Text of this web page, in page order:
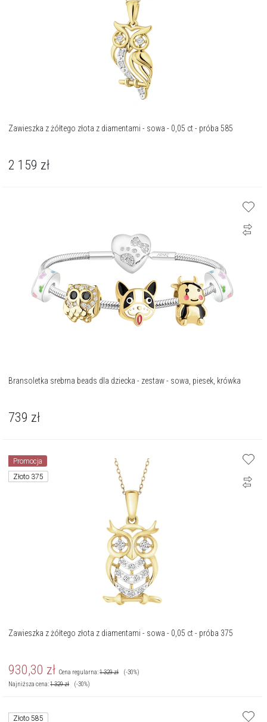
Zawieszka z żółtego złota z diamentami - sowa - 0,05 ct - próba 585
2 159 zł
Bransoletka srebrna beads dla dziecka - zestaw - sowa, piesek, krówka
739 zł
Promocja
Złoto 375
Zawieszka z żółtego złota z diamentami - sowa - 0,05 ct - próba 375
930,30 zł Cena regularna:1 329zł
(-30%)
Najniższa cena:1 329zł (-30%)
Złoto 585